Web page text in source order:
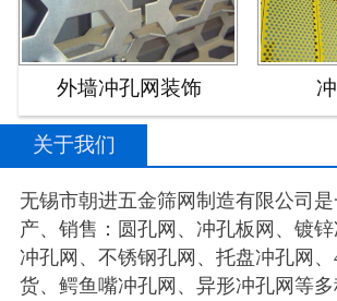
外墙冲孔网装饰
关于我们
无锡市朝进五金筛网制造有限公司
产、销售：圆孔网、冲孔板网、镀
冲孔网、不锈钢孔网、托盘冲孔网
货、鳄鱼嘴冲孔网、异形冲孔网等